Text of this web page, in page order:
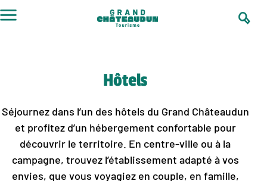
au
Hôtels
Séjournez dans l’un des hôtels du Grand Châteaudun
et profitez d’un hébergement confortable pour
découvrir le territoire. En centre-ville ou à la
campagne, trouvez l’établissement adapté à vos
envies, que vous voyagiez en couple, en famille,